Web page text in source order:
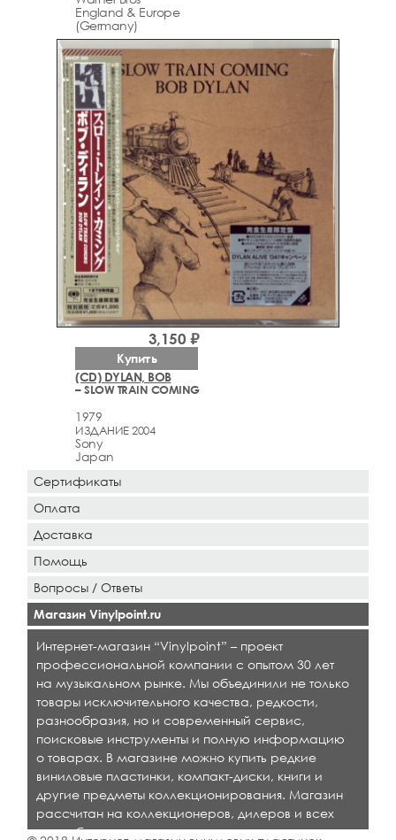
England & Europe
(Germany)
(CD) DYLAN, BOB
– SLOW TRAIN COMING
1979
ИЗДАНИЕ 2004
Sony
Japan
3,150 ₽
Купить
Сертификаты
Оплата
Доставка
Помощь
Вопросы / Ответы
Магазин Vinylpoint.ru
Интернет-магазин “Vinylpoint” – проект
профессиональной компании с опытом 30 лет
на музыкальном рынке. Мы объединили не только
товары исключительного качества, редкости,
разнообразия, но и современный сервис,
поисковые инструменты и полную информацию
о товарах. В магазине можно купить редкие
виниловые пластинки, компакт-диски, книги и
другие предметы коллекционирования. Магазин
рассчитан на коллекционеров, дилеров и всех
кто любит качественную музыку.